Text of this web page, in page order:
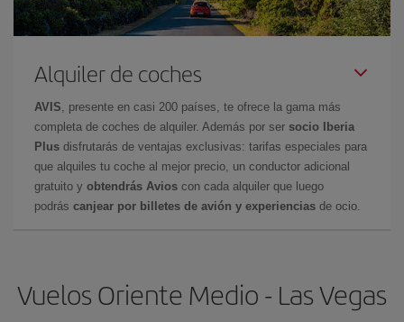
Alquiler de coches
AVIS , presente en casi 200 países, te ofrece la gama más
completa de coches de alquiler. Además por ser socio Iberia
Plus disfrutarás de ventajas exclusivas: tarifas especiales para
que alquiles tu coche al mejor precio, un conductor adicional
gratuito y obtendrás Avios con cada alquiler que luego
podrás canjear por billetes de avión y experiencias de ocio.
Vuelos Oriente Medio - Las Vegas